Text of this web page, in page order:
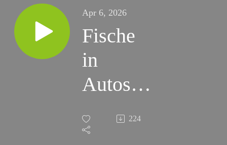
Apr 6, 2026
Fische
in
Autos,
Katzen
die
224